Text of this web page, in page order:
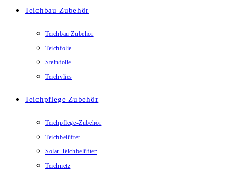
Teichbau Zubehör
Teichbau Zubehör
Teichfolie
Steinfolie
Teichvlies
Teichpflege Zubehör
Teichpflege-Zubehör
Teichbelüfter
Solar Teichbelüfter
Teichnetz